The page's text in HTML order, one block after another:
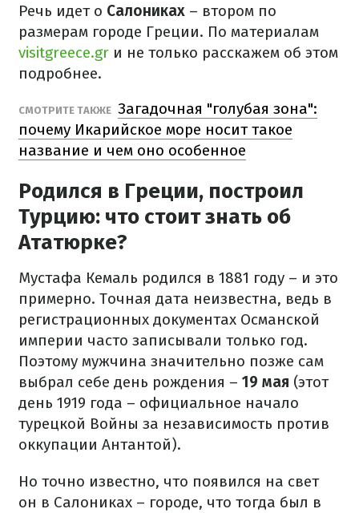
Речь идет о Салониках – втором по
размерам городе Греции. По материалам
visitgreece.gr и не только расскажем об этом
подробнее.
СМОТРИТЕ ТАКЖЕ Загадочная "голубая зона":
почему Икарийское море носит такое
название и чем оно особенное
Родился в Греции, построил
Турцию: что стоит знать об
Ататюрке?
Мустафа Кемаль родился в 1881 году – и это
примерно. Точная дата неизвестна, ведь в
регистрационных документах Османской
империи часто записывали только год.
Поэтому мужчина значительно позже сам
выбрал себе день рождения – 19 мая (этот
день 1919 года – официальное начало
турецкой Войны за независимость против
оккупации Антантой).
Но точно известно, что появился на свет
он в Салониках – городе, что тогда был в